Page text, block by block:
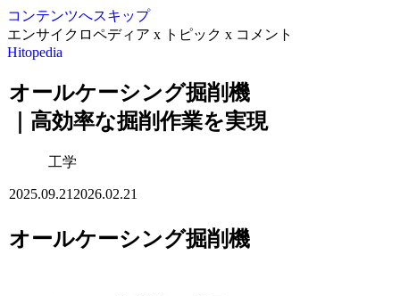
コンテンツへスキップ
エンサイクロペディア x トピック x コメント
Hitopedia
オールケーシング掘削機
｜高効率な掘削作業を実現
工学
2025.09.21 2026.02.21
オールケーシング掘削機